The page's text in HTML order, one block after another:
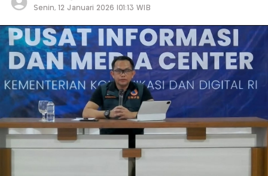
Senin, 12 Januari 2026 |01:13 WIB